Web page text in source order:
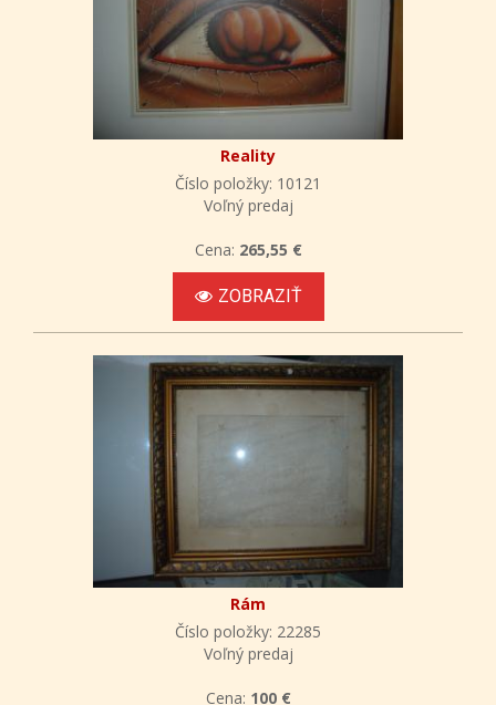
Reality
Číslo položky: 10121
Voľný predaj
Cena: 265,55 €
ZOBRAZIŤ
Rám
Číslo položky: 22285
Voľný predaj
Cena: 100 €